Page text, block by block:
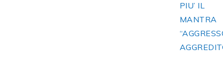
PIU’ IL
MANTRA